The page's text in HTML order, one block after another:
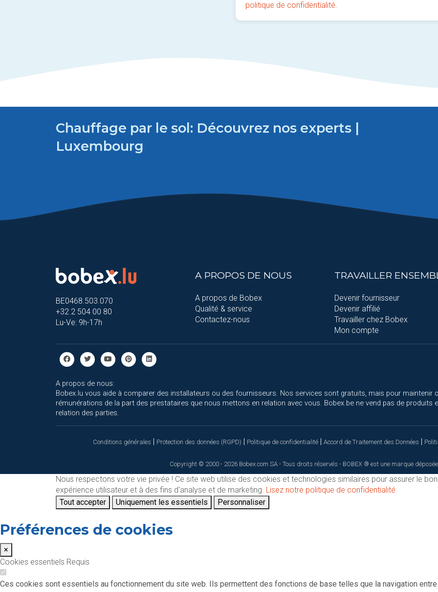
politique de confidentialité.
Chauffage par le sol: Découvrez nos experts |
Luxembourg
BE0468.503.070
+32 2 504 00 80
Lu-Ve: 9h-17h
A PROPOS DE NOUS
A propos de Bobex
Qualité & service
Contactez-nous
TRAVAILLER
Devenir fournisseur
Devenir affilié
Travailler chez Bobex
Mon compte
A propos de nous:
Bobex.lu vous aide à comparer des installateurs ou des fournisseurs. Nos services sont gratuits, mais pour maintenir
rémunérations de la part des prestataires que nous mettons en relation avec vous. Bobex.be ne vend pas de produits
relation des parties.
Conditions générales | Protection des données (RGPD) | Politique de confidentialité | Accord de Traitement des Données |
Copyright © 2000 - 2026 Bobex.com SA - Tous droits réservés - BOBEX ® est une marque déposée
Nous respectons votre vie privée ! Ce site web utilise des cookies et technologies similaires pour assurer le
expérience utilisateur et à des fins d'analyse et de marketing. Lisez notre politique de confidentialité
Tout accepter
Uniquement les essentiels Personnaliser
Préférences de cookies
×
Cookies essentiels Requis
Ces cookies sont essentiels au fonctionnement du site web. Ils permettent des fonctions de base telles que la navigation